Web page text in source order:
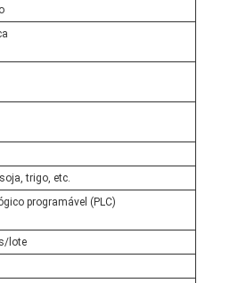
trigo, etc.
programável (PLC)
lote